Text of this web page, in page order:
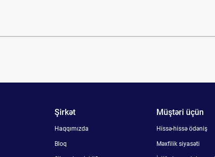
Şirkət
Haqqımızda
Bloq
Müştəri üçün
Hissə-hissə ödəniş
Məxfilik siyasəti